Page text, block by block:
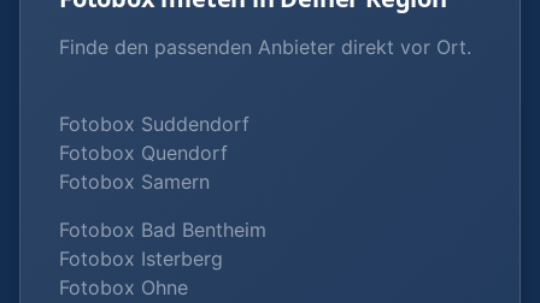
Finde den passenden Anbieter direkt vor Ort.
Fotobox Suddendorf
Fotobox Quendorf
Fotobox Samern
Fotobox Bad Bentheim
Fotobox Isterberg
Fotobox Ohne